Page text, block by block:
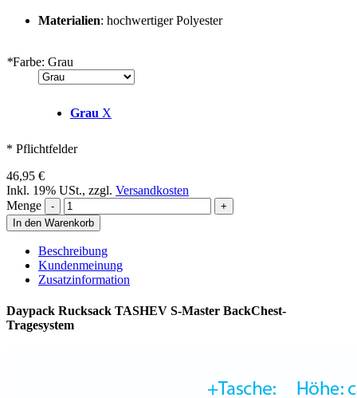
Materialien: hochwertiger Polyester
*Farbe: Grau
Grau X
* Pflichtfelder
46,95 €
Inkl. 19% USt., zzgl. Versandkosten
Menge
In den Warenkorb
Beschreibung
Kundenmeinung
Zusatzinformation
Daypack Rucksack TASHEV S-Master BackChest-
Tragesystem